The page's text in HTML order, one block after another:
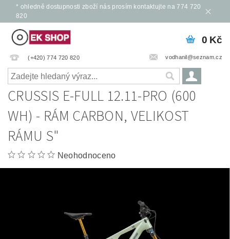
* ohledně dostupnosti zboží nás prosím kontaktujte na 774 720
820
(+420) 774 720 820 vodhanil@seznam.cz
0 Kč
CRUSSIS E-FULL 12.11-PRO (600
WH) - RÁM CARBON, VELIKOST
RÁMU S"
Neohodnoceno